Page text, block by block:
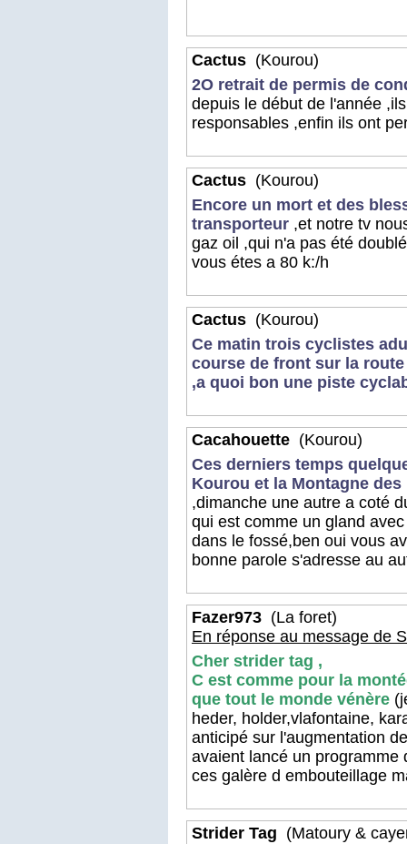
Cactus (Kourou)
2O retrait de permis de
depuis le début de l'année
responsables ,enfin ils ont
Cactus (Kourou)
Encore un mort et des
transporteur ,et notre tv
gaz oil ,qui n'a pas été
vous étes a 80 k:/h
Cactus (Kourou)
Ce matin trois cyclistes
course de front sur la
,a quoi bon une piste
Cacahouette (Kourou)
Ces derniers temps
Kourou et la Montagne
,dimanche une autre a coté
qui est comme un gland
dans le fossé,ben oui vous
bonne parole s'adresse au
Fazer973 (La foret)
En réponse au message de
Cher strider tag ,
C est comme pour la
que tout le monde vénère
heder, holder,vlafontaine,
anticipé sur l'augmentation
avaient lancé un programme
ces galère d embouteillage
Strider Tag (Matoury &